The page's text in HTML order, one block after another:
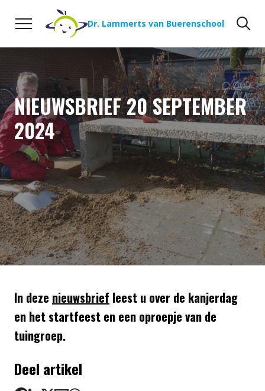
Naar de inhoud
Dr. Lammerts van Buerenschool
NIEUWSBRIEF 20 SEPTEMBER
2024
In deze nieuwsbrief leest u over de kanjerdag
en het startfeest en een oproepje van de
tuingroep.
Deel artikel